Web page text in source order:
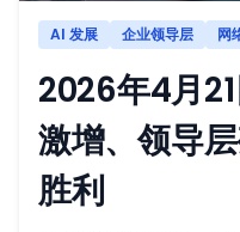
AI 发展 企业领导层 网
2026年4月
激增、领导
胜利